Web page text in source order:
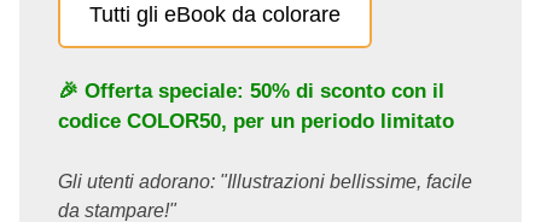
Tutti gli eBook da colorare
🎉 Offerta speciale: 50% di sconto con il
codice COLOR50, per un periodo limitato
Gli utenti adorano: "Illustrazioni bellissime, facile
da stampare!"